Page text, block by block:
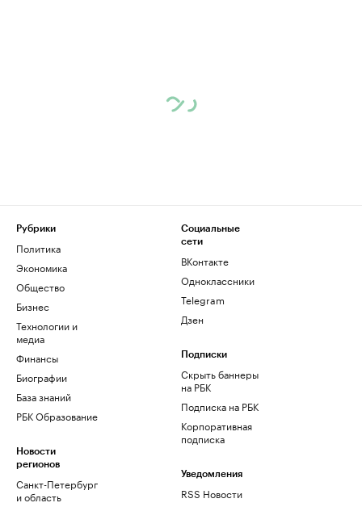
Рубрики
Политика
Экономика
Общество
Бизнес
Технологии и
медиа
Финансы
Биографии
База знаний
РБК Образование
Новости
регионов
Санкт-Петербург
и область
Социальные
сети
ВКонтакте
Одноклассники
Telegram
Дзен
Подписки
Скрыть баннеры
на РБК
Подписка на РБК
Корпоративная
подписка
Уведомления
RSS Новости